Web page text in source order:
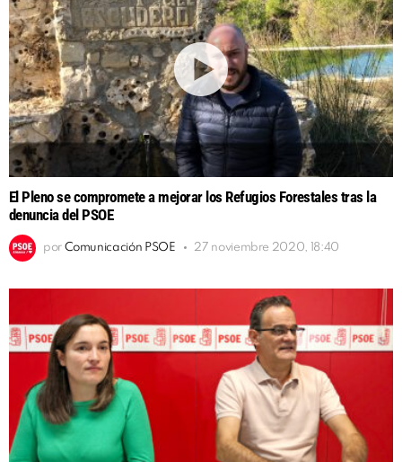
El Pleno se compromete a mejorar los Refugios Forestales tras la
denuncia del PSOE
por Comunicación PSOE 27 noviembre 2020, 18:40